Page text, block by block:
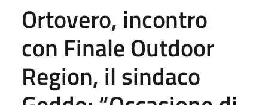
Ortovero, incontro
con Finale Outdoor
Region, il sindaco